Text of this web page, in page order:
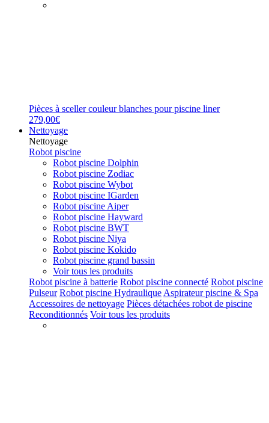
Pièces à sceller couleur blanches pour piscine liner
279,00€
Nettoyage
Nettoyage
Robot piscine
Robot piscine Dolphin
Robot piscine Zodiac
Robot piscine Wybot
Robot piscine IGarden
Robot piscine Aiper
Robot piscine Hayward
Robot piscine BWT
Robot piscine Niya
Robot piscine Kokido
Robot piscine grand bassin
Voir tous les produits
Robot piscine à batterie Robot piscine connecté Robot piscine
Pulseur Robot piscine Hydraulique Aspirateur piscine & Spa
Accessoires de nettoyage Pièces détachées robot de piscine
Reconditionnés Voir tous les produits